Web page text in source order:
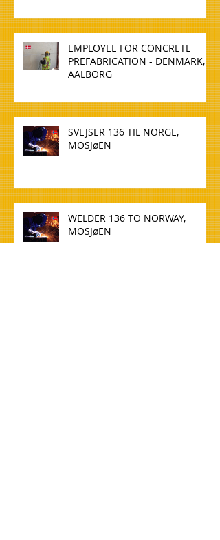
EMPLOYEE FOR CONCRETE
PREFABRICATION - DENMARK,
AALBORG
SVEJSER 136 TIL NORGE,
MOSJøEN
WELDER 136 TO NORWAY,
MOSJøEN